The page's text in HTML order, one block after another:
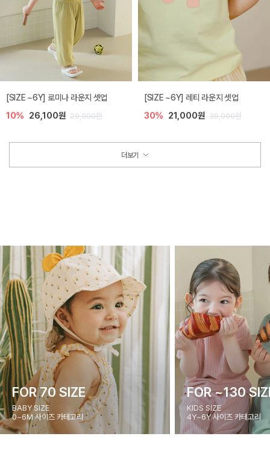
[SIZE ~6Y] 로미나 라운지 셋업
10% 26,100원 29,000원
[SIZE ~6Y] 레티 라운지 셋업
30% 21,000원 30,000원
더보기
FOR 70 SIZE
BABY SIZE
0~6M 사이즈 카테고리
FOR ~130
KIDS SIZE
4Y~6Y 사이즈 카테고리